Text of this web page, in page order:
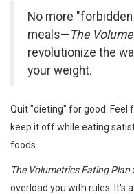
No more
meals— The
revolutionize the
your weight.
Quit "dieting" for good. Feel
keep it off while eating
foods.
The Volumetrics Eating Plan
overload you with rules. It's